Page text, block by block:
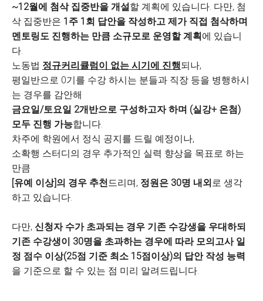
~12월에 첨삭 집중반을 개설할 계획에 있습니다. 다만, 첨
삭 집중반은 1 주 1 회 답안을 작성하고 제가 직접 첨삭하며
멘토링도 진행하는 만큼 소규모로 운영할 계획에 있습니
다.
노동법 정규커리큘럼이 없는 시기에 진행되나,
평일반으로 0기를 수강 하시는 분들과 직장 등을 병행하시
는 경우를 감안해
금요일/토요일 2개반으로 구성하고자 하며 (실강+ 온첨)
모두 진행 가능합니다.
차주에 학원에서 정식 공지를 드릴 예정이나,
소확행 스터디의 경우 추가적인 실력 향상을 목표로 하는
만큼
[유예 이상]의 경우 추천드리며, 정원은 30명 내외로 생각
하고 있습니다.
다만, 신청자 수가 초과되는 경우 기존 수강생을 우대하되
기존 수강생이 30명을 초과하는 경우에 따라 모의고사 일
정 점수 이상(25점 기준 최소 15점이상)의 답안 작성 능력
을 기준으로 할 수 있는 점 미리 알려드립니다.